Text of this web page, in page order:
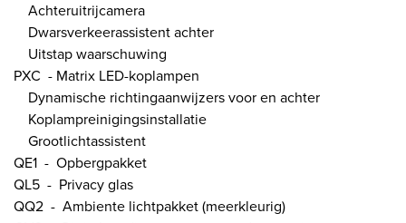
Achteruitrijcamera
Dwarsverkeerassistent achter
Uitstap waarschuwing
PXC - Matrix LED-koplampen
Dynamische richtingaanwijzers voor en achter
Koplampreinigingsinstallatie
Grootlichtassistent
QE1 - Opbergpakket
QL5 - Privacy glas
QQ2 - Ambiente lichtpakket (meerkleurig)